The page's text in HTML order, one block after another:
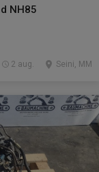
NH85
Seini, MM
2 aug.